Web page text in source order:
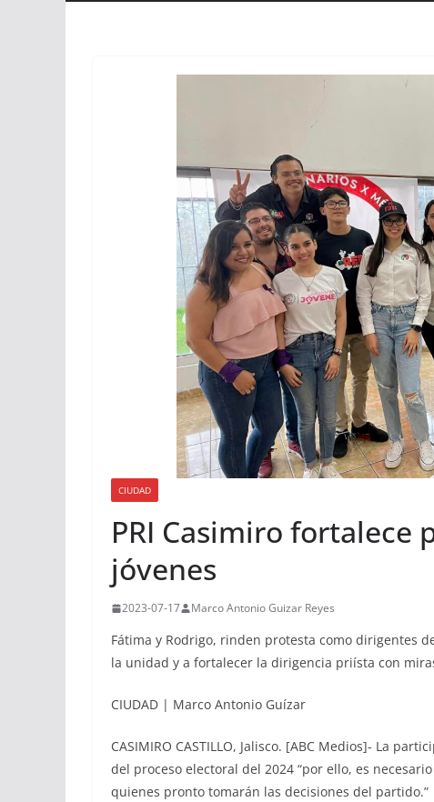
CIUDAD
PRI Casimiro fortalece
jóvenes
2023-07-17 Marco Antonio Guizar Reyes
Fátima y Rodrigo, rinden protesta como dirigentes
la unidad y a fortalecer la dirigencia priísta con
CIUDAD | Marco Antonio Guízar
CASIMIRO CASTILLO, Jalisco. [ABC Medios]- La
del proceso electoral del 2024 “por ello, es
quienes pronto tomarán las decisiones del partido.”